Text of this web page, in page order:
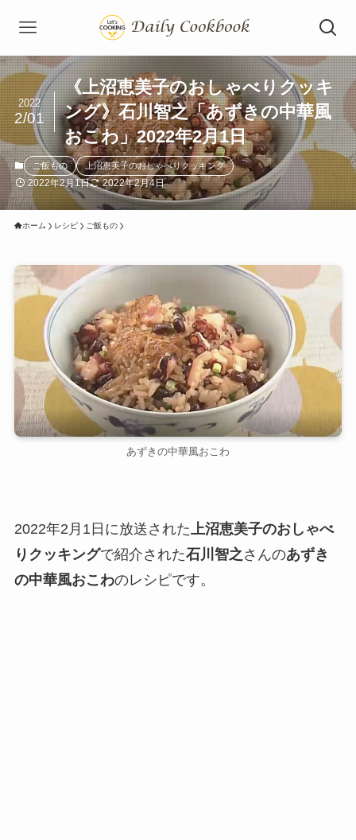
《上沼恵美子のおしゃべりクッキ
ング》石川智之「あずきの中華風
おこわ」2022年2月1日
2022
2/01
ご飯もの 上沼恵美子のおしゃべりクッキング
2022年2月1日 2022年2月4日
ホーム レシピ ご飯もの
あずきの中華風おこわ
2022年2月1日に放送された 上沼恵美子のおしゃべ
りクッキングで紹介された石川智之さんのあずき
の中華風おこわのレシピです。